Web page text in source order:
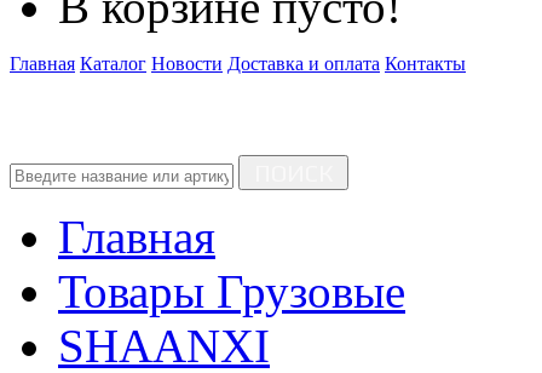
Главная Каталог Новости Доставка и оплата Контакты
Главная
Товары Грузовые
SHAANXI